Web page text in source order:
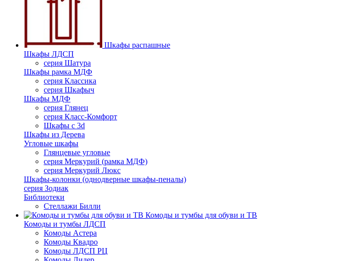
Шкафы распашные
Шкафы ЛДСП
серия Шатура
Шкафы рамка МДФ
серия Классика
серия Шкафыч
Шкафы МДФ
серия Глянец
серия Класс-Комфорт
Шкафы с 3d
Шкафы из Дерева
Угловые шкафы
Глянцевые угловые
серия Меркурий (рамка МДФ)
серия Меркурий Люкс
Шкафы-колонки (однодверные шкафы-пеналы)
серия Зодиак
Библиотеки
Стеллажи Билли
Комоды и тумбы для обуви и ТВ
Комоды и тумбы ЛДСП
Комоды Астера
Комоды Квадро
Комоды ЛДСП РЦ